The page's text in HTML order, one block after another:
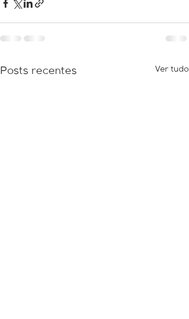
Posts recentes Ver tudo